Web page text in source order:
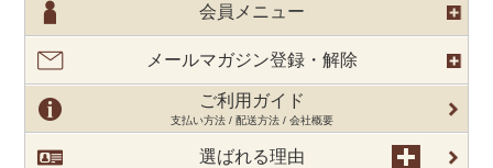
会員メニュー
メールマガジン登録・解除
ご利用ガイド
支払い方法 / 配送方法 / 会社概要
選ばれる理由